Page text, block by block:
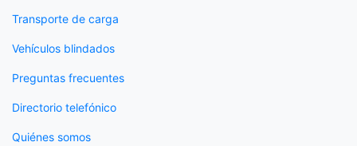
Transporte de carga
Vehículos blindados
Preguntas frecuentes
Directorio telefónico
Quiénes somos